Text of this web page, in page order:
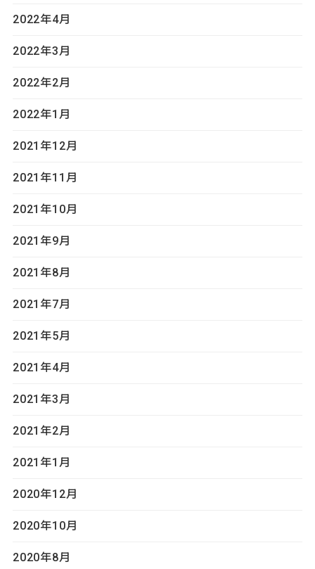
2022年4月
2022年3月
2022年2月
2022年1月
2021年12月
2021年11月
2021年10月
2021年9月
2021年8月
2021年7月
2021年5月
2021年4月
2021年3月
2021年2月
2021年1月
2020年12月
2020年10月
2020年8月